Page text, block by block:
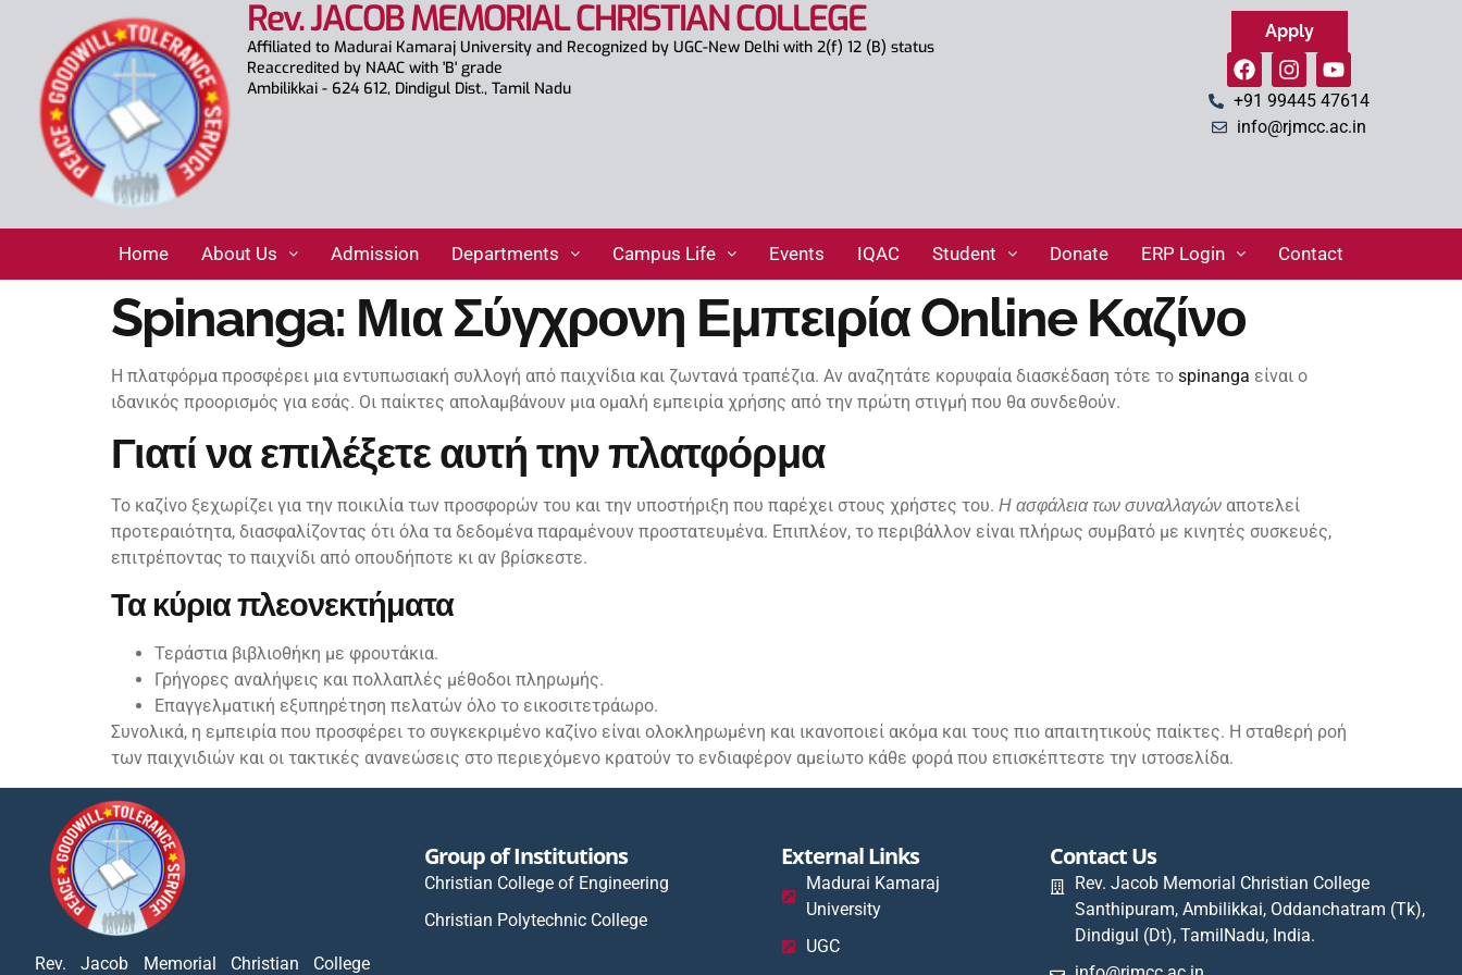
Rev. JACOB MEMORIAL CHRISTIAN COLLEGE
Affiliated to Madurai Kamaraj University and Recognized by UGC-New Delhi with 2(f) 12 (B) status
Reaccredited by NAAC with 'B' grade
Ambilikkai - 624 612, Dindigul Dist., Tamil Nadu
Apply
+91 99445 47614
info@rjmcc.ac.in
Home About Us Admission Departments Campus Life Events IQAC Student Donate ERP Login Contact
Spinanga: Μια Σύγχρονη Εμπειρία Online Καζίνο
Η πλατφόρμα προσφέρει μια εντυπωσιακή συλλογή από παιχνίδια και ζωντανά τραπέζια. Αν αναζητάτε κορυφαία διασκέδαση τότε το spinanga είναι ο
ιδανικός προορισμός για εσάς. Οι παίκτες απολαμβάνουν μια ομαλή εμπειρία χρήσης από την πρώτη στιγμή που θα συνδεθούν.
Γιατί να επιλέξετε αυτή την πλατφόρμα
Το καζίνο ξεχωρίζει για την ποικιλία των προσφορών του και την υποστήριξη που παρέχει στους χρήστες του. Η ασφάλεια των συναλλαγών αποτελεί
προτεραιότητα, διασφαλίζοντας ότι όλα τα δεδομένα παραμένουν προστατευμένα. Επιπλέον, το περιβάλλον είναι πλήρως συμβατό με κινητές συσκευές,
επιτρέποντας το παιχνίδι από οπουδήποτε κι αν βρίσκεστε.
Τα κύρια πλεονεκτήματα
Τεράστια βιβλιοθήκη με φρουτάκια.
Γρήγορες αναλήψεις και πολλαπλές μέθοδοι πληρωμής.
Επαγγελματική εξυπηρέτηση πελατών όλο το εικοσιτετράωρο.
Συνολικά, η εμπειρία που προσφέρει το συγκεκριμένο καζίνο είναι ολοκληρωμένη και ικανοποιεί ακόμα και τους πιο απαιτητικούς παίκτες. Η σταθερή ροή
των παιχνιδιών και οι τακτικές ανανεώσεις στο περιεχόμενο κρατούν το ενδιαφέρον αμείωτο κάθε φορά που επισκέπτεστε την ιστοσελίδα.
Rev. Jacob Memorial Christian College
Group of Institutions
Christian College of Engineering
Christian Polytechnic College
External Links
Madurai Kamaraj
University
UGC
Contact Us
Rev. Jacob Memorial Christian College
Santhipuram, Ambilikkai, Oddanchatram (Tk),
Dindigul (Dt), TamilNadu, India.